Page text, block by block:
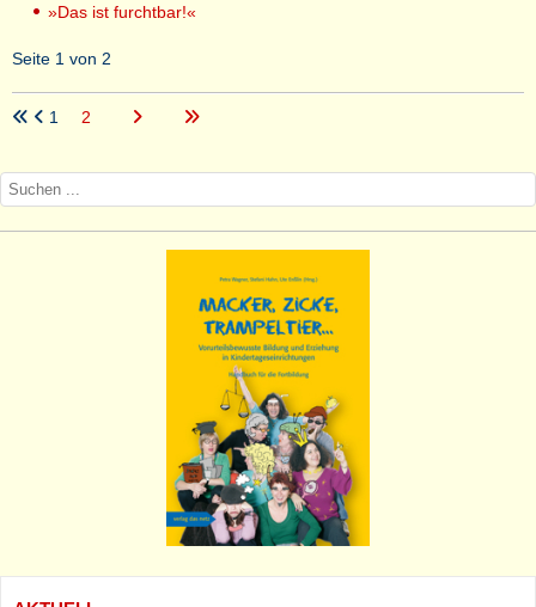
»Das ist furchtbar!«
Seite 1 von 2
1 2